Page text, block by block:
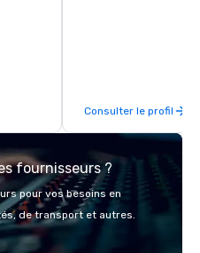
Consulter le profil
fournisseurs ?
pour vos besoins en
de transport et autres.